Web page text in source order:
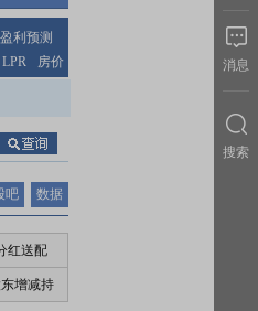
盈利预测
LPR 房价
吧 数据
红送配
增减持
消息
搜索